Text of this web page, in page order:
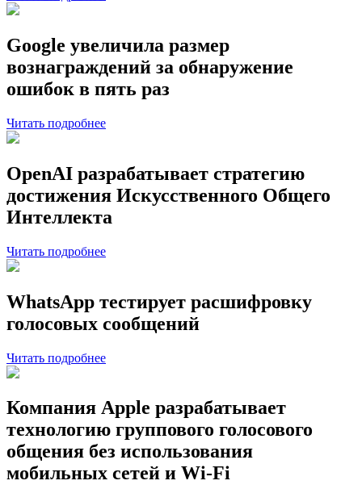
Google увеличила размер
вознаграждений за обнаружение
ошибок в пять раз
Читать подробнее
OpenAI разрабатывает стратегию
достижения Искусственного Общего
Интеллекта
Читать подробнее
WhatsApp тестирует расшифровку
голосовых сообщений
Читать подробнее
Компания Apple разрабатывает
технологию группового голосового
общения без использования
мобильных сетей и Wi-Fi